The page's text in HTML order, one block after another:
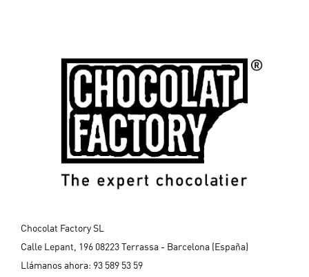
Chocolat Factory SL
Calle Lepant, 196 08223 Terrassa - Barcelona (España)
Llámanos ahora: 93 589 53 59